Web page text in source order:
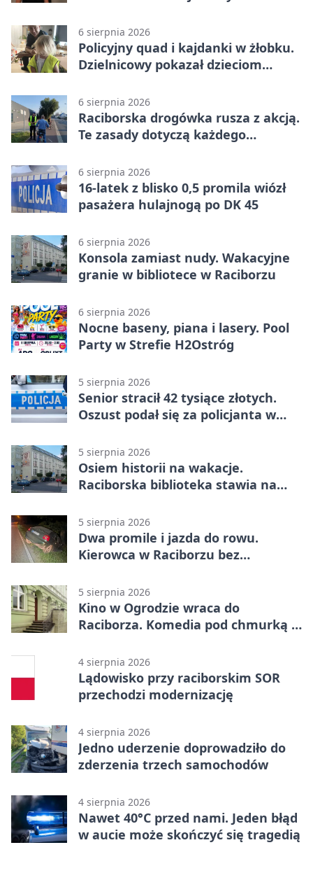
6 sierpnia 2026
Policyjny quad i kajdanki w żłobku.
Dzielnicowy pokazał dzieciom
6 sierpnia 2026
Raciborska drogówka rusza z akcją.
Te zasady dotyczą każdego
6 sierpnia 2026
16-latek z blisko 0,5 promila wiózł
pasażera hulajnogą po DK 45
6 sierpnia 2026
Konsola zamiast nudy. Wakacyjne
granie w bibliotece w Raciborzu
6 sierpnia 2026
Nocne baseny, piana i lasery. Pool
Party w Strefie H2Ostróg
5 sierpnia 2026
Senior stracił 42 tysiące złotych.
Oszust podał się za policjanta w
5 sierpnia 2026
Osiem historii na wakacje.
Raciborska biblioteka stawia na
5 sierpnia 2026
Dwa promile i jazda do rowu.
Kierowca w Raciborzu bez
5 sierpnia 2026
Kino w Ogrodzie wraca do
Raciborza. Komedia pod chmurką w
4 sierpnia 2026
Lądowisko przy raciborskim SOR
przechodzi modernizację
4 sierpnia 2026
Jedno uderzenie doprowadziło do
zderzenia trzech samochodów
4 sierpnia 2026
Nawet 40°C przed nami. Jeden błąd
w aucie może skończyć się tragedią